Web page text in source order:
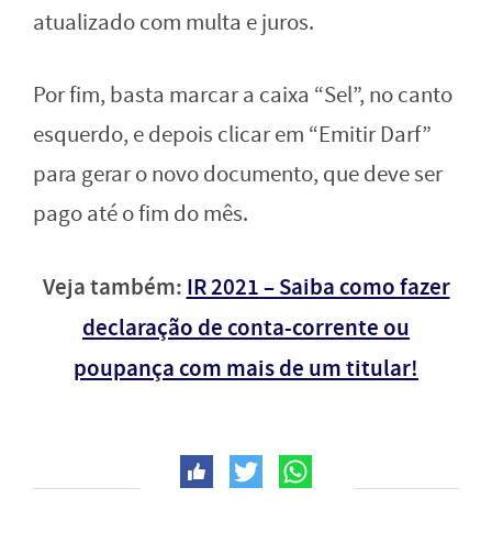
atualizado com multa e juros.
Por fim, basta marcar a caixa “Sel”, no canto
esquerdo, e depois clicar em “Emitir Darf”
para gerar o novo documento, que deve ser
pago até o fim do mês.
Veja também: IR 2021 – Saiba como fazer
declaração de conta-corrente ou
poupança com mais de um titular!